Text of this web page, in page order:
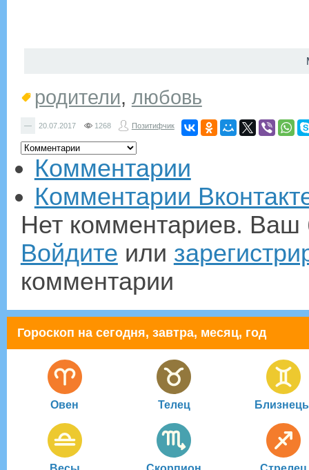
родители, любовь
— 20.07.2017 1268 Позитифчик
Комментарии
Комментарии
Нет комментариев. Ваш
Войдите или
комментарии
Гороскоп на сегодня, завтра, месяц, год
Овен Телец